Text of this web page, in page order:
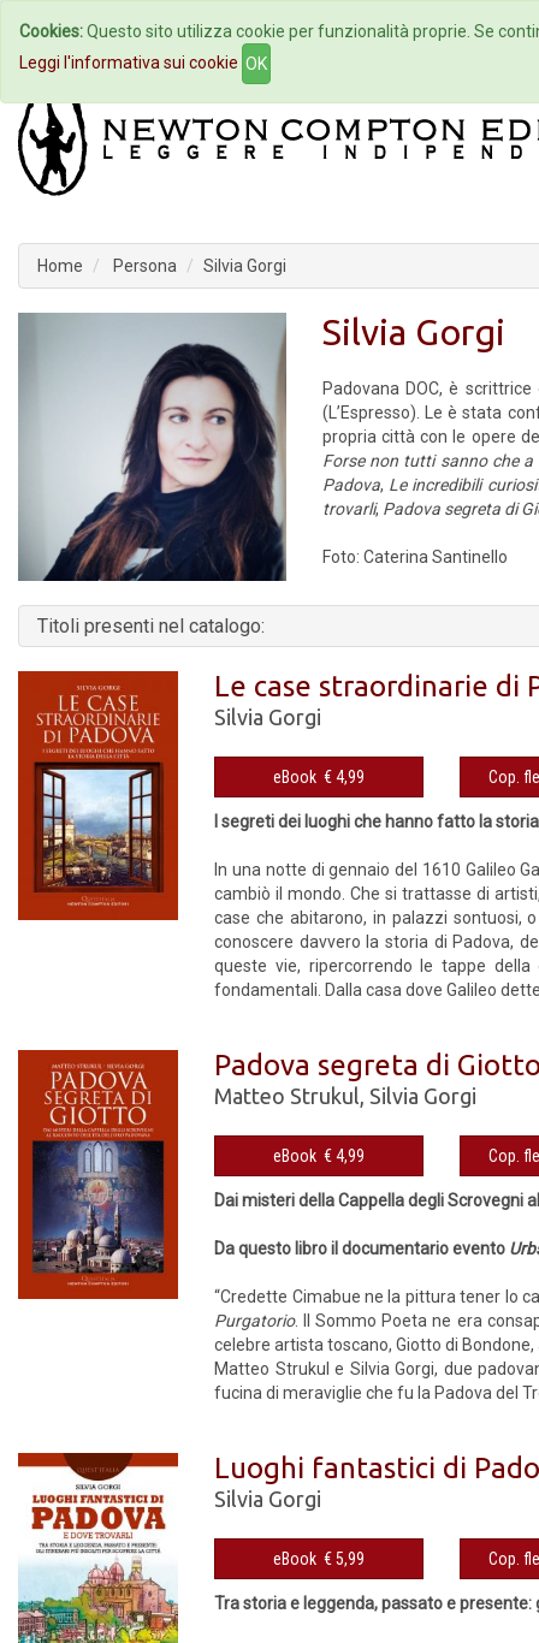
Home Autori Eventi
Home Persona Silvia Gorgi
Silvia Gorgi
Padovana DOC, è
(L’Espresso). Le è stata
propria città con le opere
Forse non tutti sanno che a
Padova, Le incredibili
trovarli, Padova segreta di
Foto: Caterina Santinello
Titoli presenti nel catalogo:
Le case straordinarie di
Silvia Gorgi
eBook € 4,99
I segreti dei luoghi che hanno fatto la
In una notte di gennaio del 1610 Galileo
cambiò il mondo. Che si trattasse di
case che abitarono, in palazzi sontuosi,
conoscere davvero la storia di Padova,
queste vie, ripercorrendo le tappe
fondamentali. Dalla casa dove Galileo
Padova segreta di
Matteo Strukul, Silvia Gorgi
eBook € 4,99
Dai misteri della Cappella degli Scrovegni
Da questo libro il documentario evento
“Credette Cimabue ne la pittura tener lo
Purgatorio. Il Sommo Poeta ne era
celebre artista toscano, Giotto di
Matteo Strukul e Silvia Gorgi, due
fucina di meraviglie che fu la Padova del
Luoghi fantastici di
Silvia Gorgi
eBook € 5,99
Tra storia e leggenda, passato e
Cookies:Questo sito utilizza cookie per funzionalità proprie. Se
Leggi l'informativa sui cookie OK